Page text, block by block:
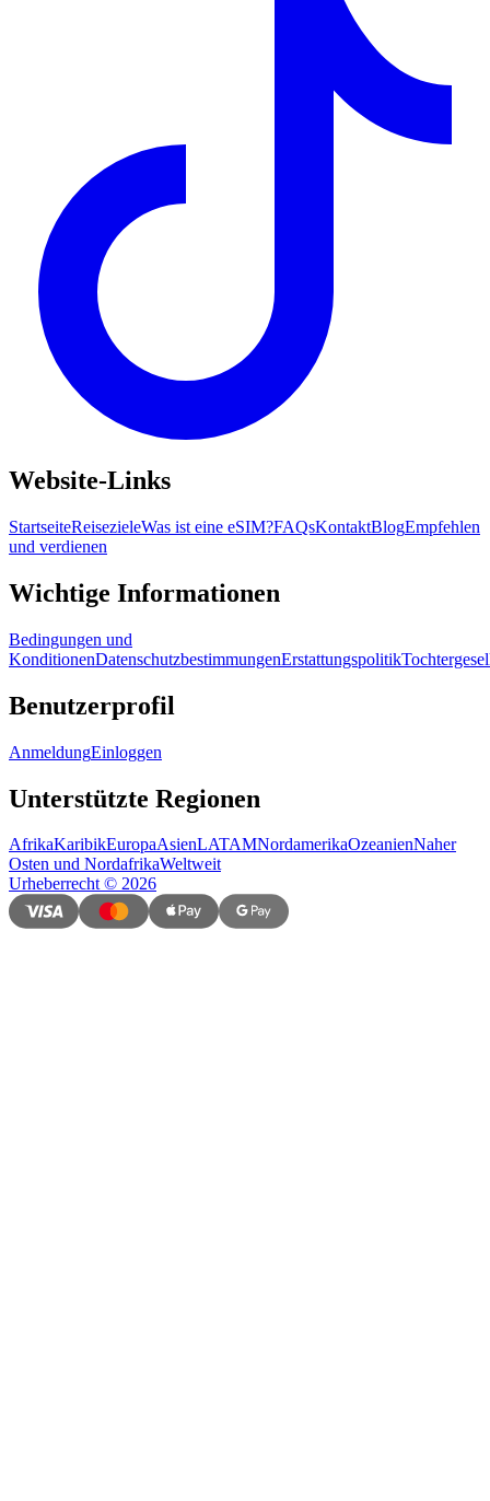
Website-Links
StartseiteReisezieleWas ist eine eSIM?FAQsKontaktBlogEmpfehlen
und verdienen
Wichtige Informationen
Bedingungen und
KonditionenDatenschutzbestimmungenErstattungspolitik
Benutzerprofil
AnmeldungEinloggen
Unterstützte Regionen
AfrikaKaribikEuropaAsienLATAMNordamerikaOzeanienNaher
Osten und NordafrikaWeltweit
Urheberrecht© 2026